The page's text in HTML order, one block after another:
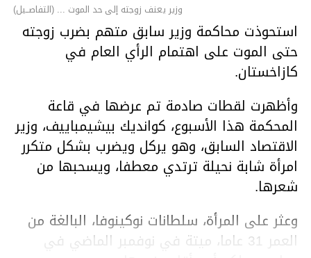
وزير يعنف زوجته إلى حد الموت ... (التفاصــيل)
استحوذت محاكمة وزير سابق متهم بضرب زوجته
حتى الموت على اهتمام الرأي العام في
كازاخستان.
وأظهرت لقطات صادمة تم عرضها في قاعة
المحكمة هذا الأسبوع، كوانديك بيشيمباييف، وزير
الاقتصاد السابق، وهو يركل ويضرب بشكل متكرر
امرأة شابة نحيلة ترتدي معطفا، ويسحبها من
شعرها.
وعثر على المرأة، سلطانات نوكينوفا، البالغة من
العمر 31 عاما، ميتة في نوفمبر الماضي في